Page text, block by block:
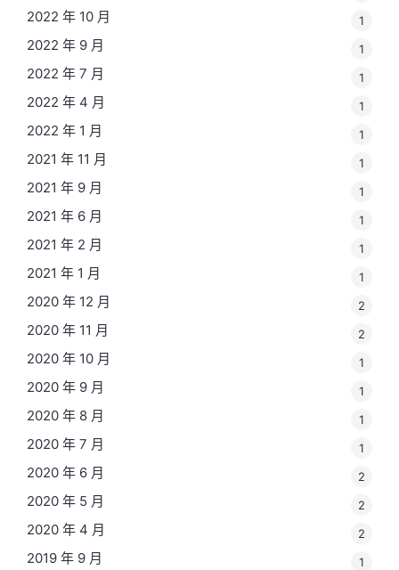
2022 年 10 月 1
2022 年 9 月 1
2022 年 7 月 1
2022 年 4 月 1
2022 年 1 月 1
2021 年 11 月 1
2021 年 9 月 1
2021 年 6 月 1
2021 年 2 月 1
2021 年 1 月 1
2020 年 12 月 2
2020 年 11 月 2
2020 年 10 月 1
2020 年 9 月 1
2020 年 8 月 1
2020 年 7 月 1
2020 年 6 月 2
2020 年 5 月 2
2020 年 4 月 2
2019 年 9 月 1